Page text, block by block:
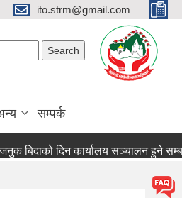
ito.strm@gmail.com
सम्पर्क
बिदाको दिन कार्यालय सञ्चालन हुने